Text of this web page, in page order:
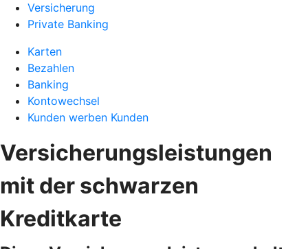
Versicherung
Private Banking
Karten
Bezahlen
Banking
Kontowechsel
Kunden werben Kunden
Versicherungsleistungen
mit der schwarzen
Kreditkarte